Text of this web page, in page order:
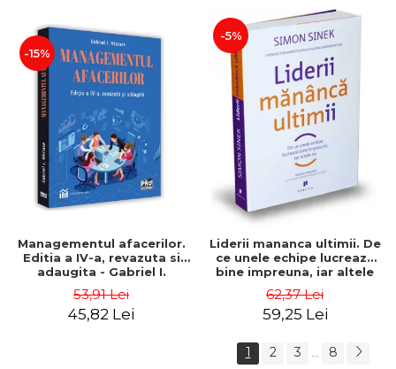
-15%
Managementul afacerilor.
Editia a IV-a, revazuta si
adaugita - Gabriel I.
53,91 Lei
45,82 Lei
-5%
Liderii mananca ultimii. De
ce unele echipe lucreaza
bine impreuna, iar altele
Sinek
62,37 Lei
59,25 Lei
1 2 3 ... 8